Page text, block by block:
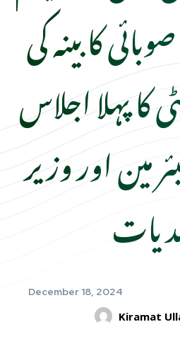
کابینہ کی
کا پہلا اجلاس
مین اور وزیر
December 18, 2024
Kiramat